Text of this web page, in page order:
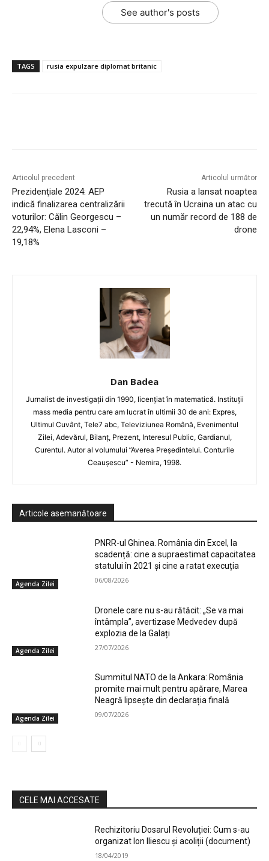
See author's posts
TAGS rusia expulzare diplomat britanic
Articolul precedent
Prezidenţiale 2024: AEP
indică finalizarea centralizării
voturilor: Călin Georgescu –
22,94%, Elena Lasconi –
19,18%
Articolul următor
Rusia a lansat noaptea
trecută în Ucraina un atac cu
un număr record de 188 de
drone
Dan Badea
Jurnalist de investigații din 1990, licențiat în matematică. Instituții
mass media pentru care am lucrat în ultimii 30 de ani: Expres,
Ultimul Cuvânt, Tele7 abc, Televiziunea Română, Evenimentul
Zilei, Adevărul, Bilanț, Prezent, Interesul Public, Gardianul,
Curentul. Autor al volumului ”Averea Președintelui. Conturile
Ceaușescu” - Nemira, 1998.
Articole asemanătoare
Agenda Zilei
PNRR-ul Ghinea. România din Excel, la
scadență: cine a supraestimat capacitatea
statului în 2021 și cine a ratat execuția
06/08/2026
Agenda Zilei
Dronele care nu s-au rătăcit: „Se va mai
întâmpla”, avertizase Medvedev după
explozia de la Galați
27/07/2026
Agenda Zilei
Summitul NATO de la Ankara: România
promite mai mult pentru apărare, Marea
Neagră lipsește din declarația finală
09/07/2026
CELE MAI ACCESATE
Rechizitoriu Dosarul Revoluției: Cum s-au
organizat Ion Iliescu și acoliții (document)
18/04/2019